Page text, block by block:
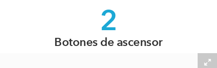
2
Botones de ascensor